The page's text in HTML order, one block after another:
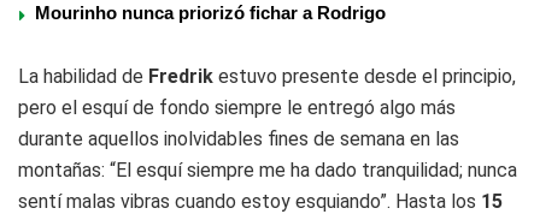
Mourinho nunca priorizó fichar a Rodrigo
La habilidad de Fredrik estuvo presente desde el principio,
pero el esquí de fondo siempre le entregó algo más
durante aquellos inolvidables fines de semana en las
montañas: “El esquí siempre me ha dado tranquilidad; nunca
sentí malas vibras cuando estoy esquiando”. Hasta los 15